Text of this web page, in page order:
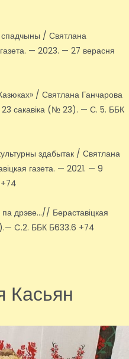
спадчыны / Святлана
— 2023. — 27 верасня
/ Святлана Ганчарова
23 сакавіка (№ 23). — С. 5. ББК
здабытак / Святлана
газета. — 2021. — 9
па дрэве…// Бераставіцкая
C.2. ББК Б633.6 +74
Касьян